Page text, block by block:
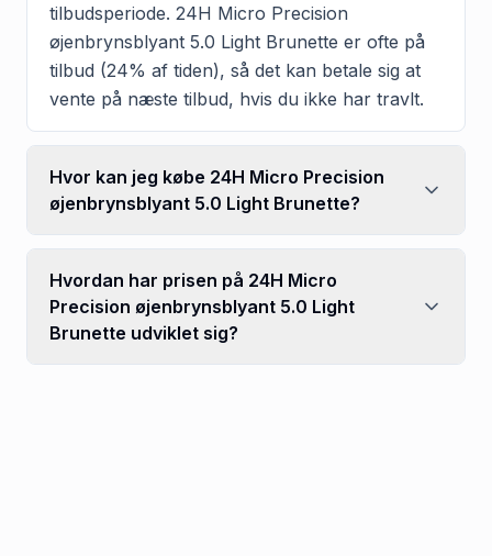
tilbudsperiode. 24H Micro Precision
øjenbrynsblyant 5.0 Light Brunette er ofte på
tilbud (24% af tiden), så det kan betale sig at
vente på næste tilbud, hvis du ikke har travlt.
Hvor kan jeg købe 24H Micro Precision
øjenbrynsblyant 5.0 Light Brunette?
Hvordan har prisen på 24H Micro
Precision øjenbrynsblyant 5.0 Light
Brunette udviklet sig?